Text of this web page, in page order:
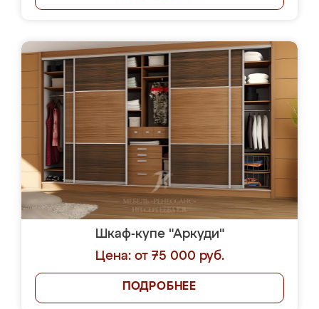
Шкаф-купе "Аркуди"
Цена: от 75 000 руб.
ПОДРОБНЕЕ